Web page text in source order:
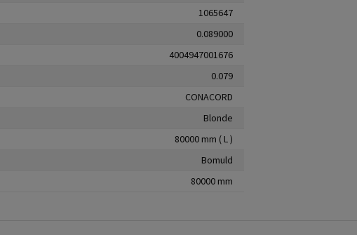
1065647
0.089000
4004947001676
0.079
CONACORD
Blonde
80000 mm ( L )
Bomuld
80000 mm